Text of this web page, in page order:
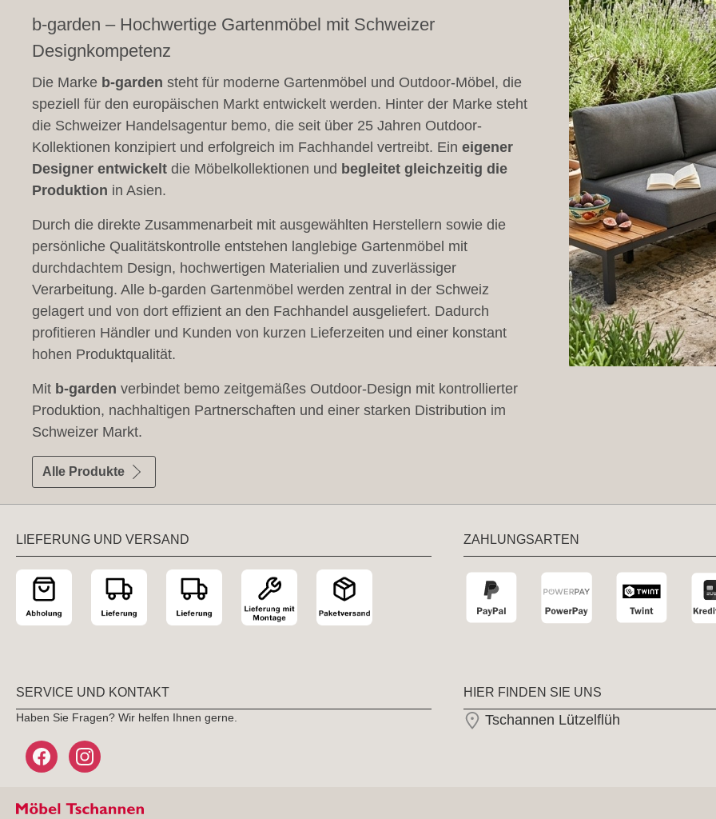
b-garden – Hochwertige Gartenmöbel mit Schweizer
Designkompetenz
Die Marke b-garden steht für moderne Gartenmöbel und Outdoor-Möbel, die
speziell für den europäischen Markt entwickelt werden. Hinter der Marke steht
die Schweizer Handelsagentur bemo, die seit über 25 Jahren Outdoor-
Kollektionen konzipiert und erfolgreich im Fachhandel vertreibt. Ein eigener
Designer entwickelt die Möbelkollektionen und begleitet gleichzeitig die
Produktion in Asien.
Durch die direkte Zusammenarbeit mit ausgewählten Herstellern sowie die
persönliche Qualitätskontrolle entstehen langlebige Gartenmöbel mit
durchdachtem Design, hochwertigen Materialien und zuverlässiger
Verarbeitung. Alle b-garden Gartenmöbel werden zentral in der Schweiz
gelagert und von dort effizient an den Fachhandel ausgeliefert. Dadurch
profitieren Händler und Kunden von kurzen Lieferzeiten und einer konstant
hohen Produktqualität.
Mit b-garden verbindet bemo zeitgemäßes Outdoor-Design mit kontrollierter
Produktion, nachhaltigen Partnerschaften und einer starken Distribution im
Schweizer Markt.
Alle Produkte
LIEFERUNG UND VERSAND ZAHLUNGSARTEN
SERVICE UND KONTAKT
Haben Sie Fragen? Wir helfen Ihnen gerne.
HIER FINDEN SIE UNS
Tschannen Lützelflüh